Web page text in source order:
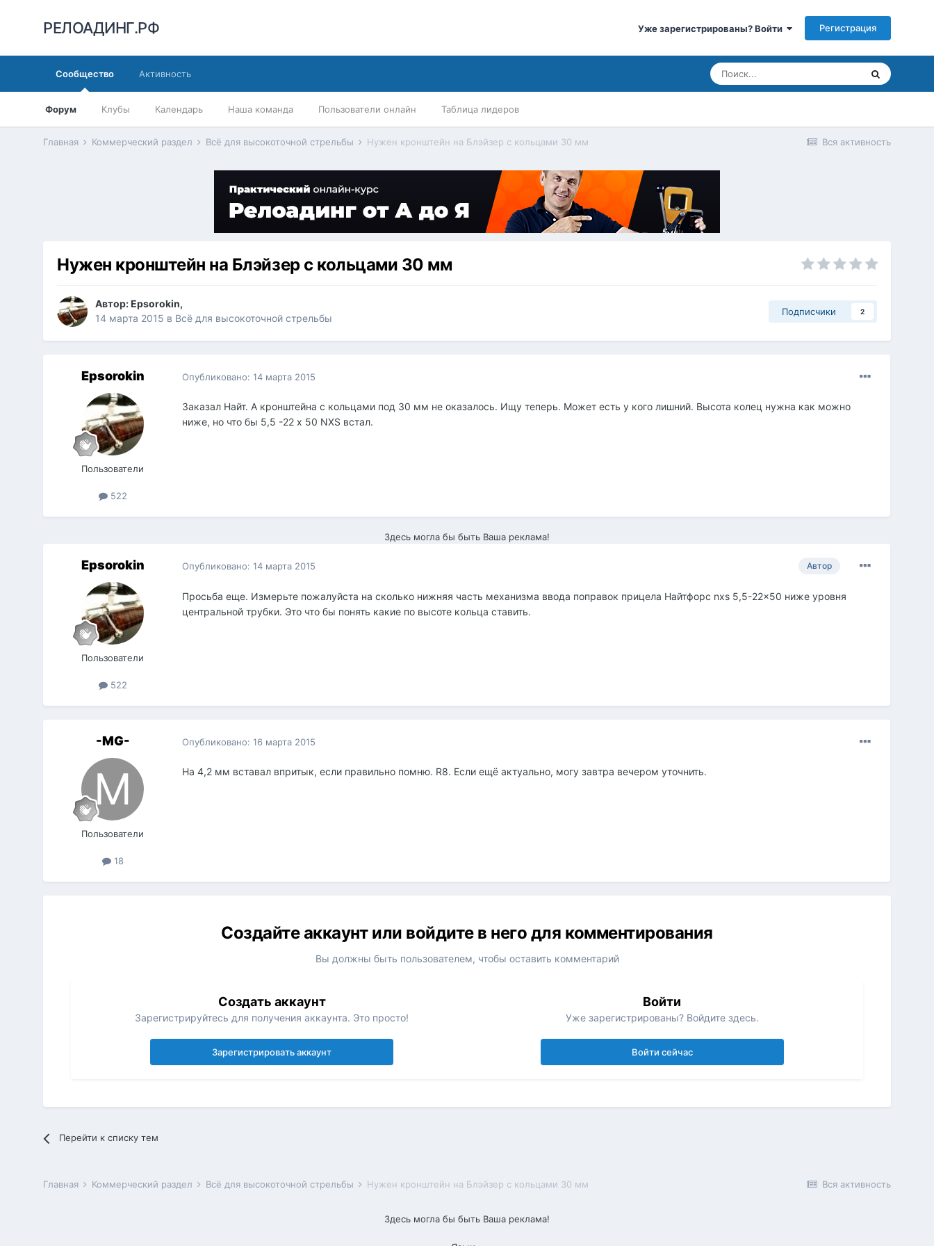
РЕЛОАДИНГ.РФ Уже зарегистрированы? Войти Регистрация
Сообщество
Форум Клубы Календарь Наша команда Пользователи онлайн Таблица лидеров
Активность
Вся активность
Главная Коммерческий раздел Всё для высокоточной стрельбы Нужен кронштейн на Блэйзер с кольцами 30 мм
Нужен кронштейн на Блэйзер с кольцами 30 мм
Автор:Epsorokin,
14 марта 2015 в Всё для высокоточной стрельбы
Подписчики 2
Epsorokin
Пользователи
522
Опубликовано:14 марта 2015
Заказал Найт. А кронштейна с кольцами под 30 мм не оказалось. Ищу теперь. Может есть у кого лишний. Высота колец нужна как можно
ниже, но что бы 5,5 -22 х 50 NXS встал.
Здесь могла бы быть Ваша реклама!
Epsorokin
Пользователи
522
Автор
Опубликовано:14 марта 2015
Просьба еще. Измерьте пожалуйста на сколько нижняя часть механизма ввода поправок прицела Найтфорс nxs 5,5-22x50 ниже уровня
центральной трубки. Это что бы понять какие по высоте кольца ставить.
-MG-
Пользователи
18
Опубликовано:16 марта 2015
На 4,2 мм вставал впритык, если правильно помню. R8. Если ещё актуально, могу завтра вечером уточнить.
Создайте аккаунт или войдите в него для комментирования
Вы должны быть пользователем, чтобы оставить комментарий
Создать аккаунт
Зарегистрируйтесь для получения аккаунта. Это просто!
Зарегистрировать аккаунт
Войти
Уже зарегистрированы? Войдите здесь.
Войти сейчас
Перейти к списку тем
Вся активность
Главная Коммерческий раздел Всё для высокоточной стрельбы Нужен кронштейн на Блэйзер с кольцами 30 мм
Здесь могла бы быть Ваша реклама!